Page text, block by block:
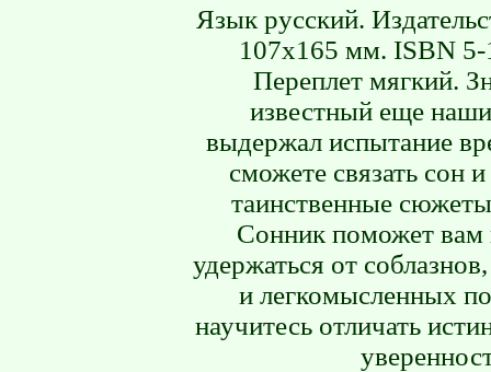
Язык русский.
107х165 мм. ISBN
Переплет мягкий.
известный еще
выдержал испытание
сможете связать сон
таинственные
Сонник поможет вам
удержаться от
и легкомысленных
научитесь отличать